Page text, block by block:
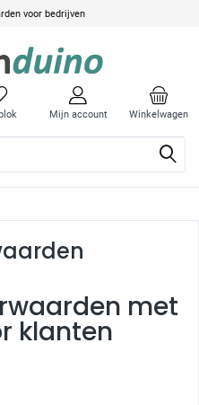
voor bedrijven
Winkelwagen
Mijn account
met
klanten